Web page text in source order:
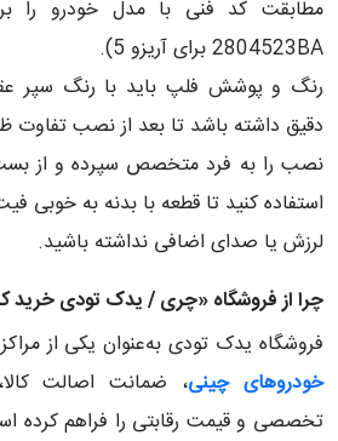
2804523BA برای آریزو 5).
رنگ و پوشش فلپ باید با رنگ سپر
دقیق داشته باشد تا بعد از نصب تفاوت
نصب را به فرد متخصص سپرده و از
استفاده کنید تا قطعه با بدنه به خوبی
لرزش یا صدای اضافی نداشته باشید.
چرا از فروشگاه «چری / یدک تودی خرید
فروشگاه یدک تودی به‌عنوان یکی از
خودروهای چینی، ضمانت اصالت
تخصصی و قیمت رقابتی را فراهم کرده